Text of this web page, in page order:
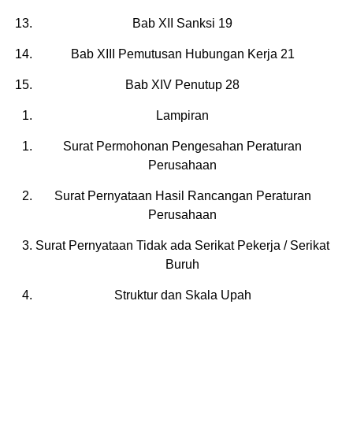
Bab XII Sanksi 19
Bab XIII Pemutusan Hubungan Kerja 21
Bab XIV Penutup 28
Lampiran
Surat Permohonan Pengesahan Peraturan
Perusahaan
Surat Pernyataan Hasil Rancangan Peraturan
Perusahaan
Surat Pernyataan Tidak ada Serikat Pekerja / Serikat
Buruh
Struktur dan Skala Upah